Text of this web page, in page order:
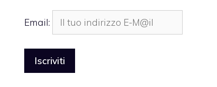
Email: